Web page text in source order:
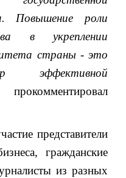
Повышение роли
в укреплении
страны - это
эффективной
представители
гражданские
из разных